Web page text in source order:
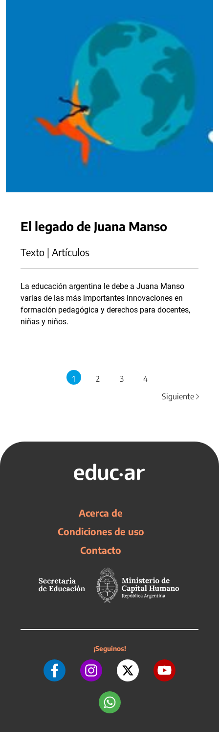
El legado de Juana Manso
Texto | Artículos
La educación argentina le debe a Juana Manso
varias de las más importantes innovaciones en
formación pedagógica y derechos para docentes,
niñas y niños.
1 2 3
4
Siguiente
Acerca de
Condiciones de uso
Contacto
¡Seguinos!